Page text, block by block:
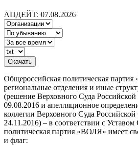
АПДЕЙТ: 07.08.2026
Общероссийская политическая
региональные отделения и иные
(решение Верховного Суда
09.08.2016 и апелляционное
коллегии Верховного Суда
24.11.2016) – в соответствии с
политическая партия «ВОЛЯ» имеет
и флаг: